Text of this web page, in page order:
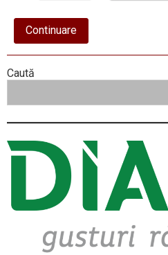
Continuareabout
Blackjack
online
fizic
Right
Asides
Caută